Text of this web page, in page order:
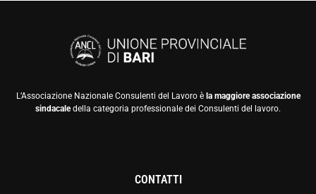
L’Associazione Nazionale Consulenti del Lavoro èla maggiore associazione
sindacaledella categoria professionale dei Consulenti del lavoro.
CONTATTI